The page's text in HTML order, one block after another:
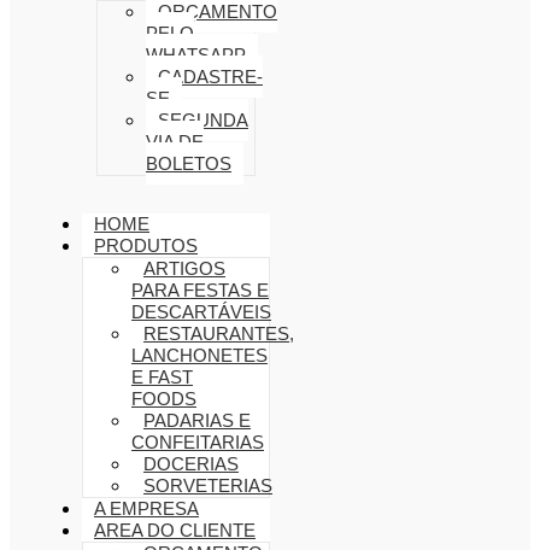
ORÇAMENTO
PELO
WHATSAPP
CADASTRE-
SE
SEGUNDA
VIA DE
BOLETOS
HOME
PRODUTOS
ARTIGOS
PARA FESTAS E
DESCARTÁVEIS
RESTAURANTES,
LANCHONETES
E FAST
FOODS
PADARIAS E
CONFEITARIAS
DOCERIAS
SORVETERIAS
A EMPRESA
AREA DO CLIENTE